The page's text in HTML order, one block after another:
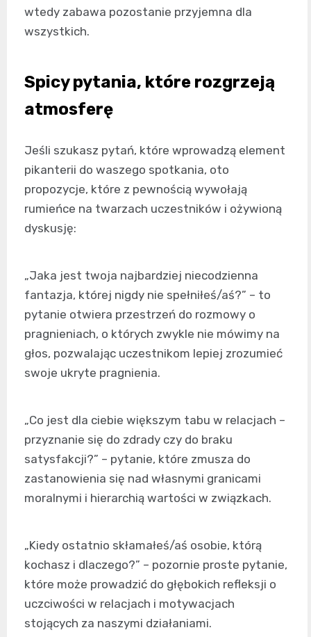
wtedy zabawa pozostanie przyjemna dla
wszystkich.
Spicy pytania, które rozgrzeją
atmosferę
Jeśli szukasz pytań, które wprowadzą element
pikanterii do waszego spotkania, oto
propozycje, które z pewnością wywołają
rumieńce na twarzach uczestników i ożywioną
dyskusję:
„Jaka jest twoja najbardziej niecodzienna
fantazja, której nigdy nie spełniłeś/aś?” – to
pytanie otwiera przestrzeń do rozmowy o
pragnieniach, o których zwykle nie mówimy na
głos, pozwalając uczestnikom lepiej zrozumieć
swoje ukryte pragnienia.
„Co jest dla ciebie większym tabu w relacjach –
przyznanie się do zdrady czy do braku
satysfakcji?” – pytanie, które zmusza do
zastanowienia się nad własnymi granicami
moralnymi i hierarchią wartości w związkach.
„Kiedy ostatnio skłamałeś/aś osobie, którą
kochasz i dlaczego?” – pozornie proste pytanie,
które może prowadzić do głębokich refleksji o
uczciwości w relacjach i motywacjach
stojących za naszymi działaniami.